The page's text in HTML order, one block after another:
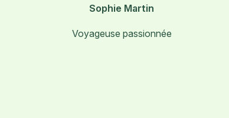
Sophie Martin
Voyageuse passionnée